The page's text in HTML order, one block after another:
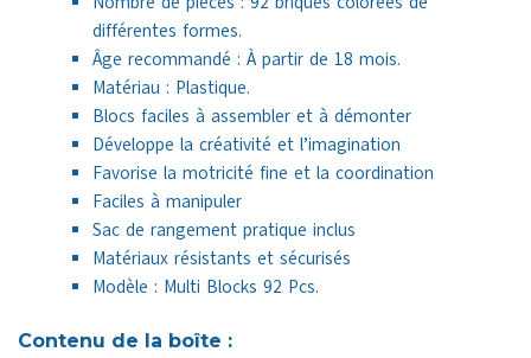
différentes formes.
Âge recommandé : À partir de 18 mois.
Matériau : Plastique.
Blocs faciles à assembler et à démonter
Développe la créativité et l’imagination
Favorise la motricité fine et la coordination
Faciles à manipuler
Sac de rangement pratique inclus
Matériaux résistants et sécurisés
Modèle : Multi Blocks 92 Pcs.
Contenu de la boîte :